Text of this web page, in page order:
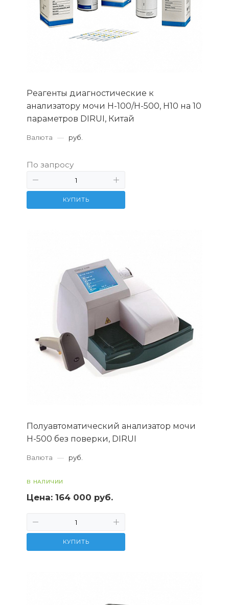
Реагенты диагностические к
анализатору мочи H-100/Н-500, Н10 на 10
параметров DIRUI, Китай
Валюта — руб.
По запросу
КУПИТЬ
Полуавтоматический анализатор мочи
H-500 без поверки, DIRUI
Валюта — руб.
В НАЛИЧИИ
Цена: 164 000 руб.
КУПИТЬ